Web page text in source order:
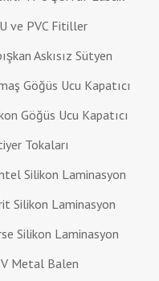
ve PVC Fitiller
Askısız Sütyen
Göğüs Ucu Kapatıcı
Göğüs Ucu Kapatıcı
Tokaları
Silikon Laminasyon
Silikon Laminasyon
Silikon Laminasyon
V Metal Balen